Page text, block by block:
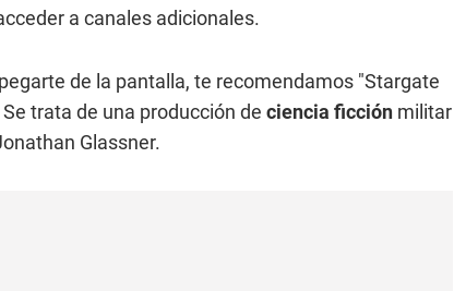
a canales adicionales.
de la pantalla, te recomendamos "Stargate
trata de una producción de ciencia ficción militar
Glassner.